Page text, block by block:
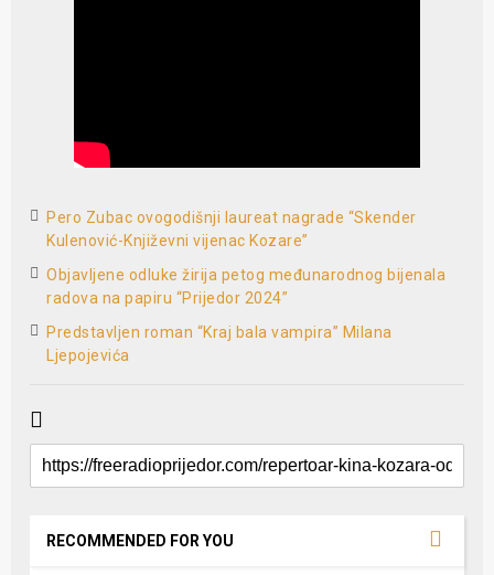
Pero Zubac ovogodišnji laureat nagrade “Skender
Kulenović-Književni vijenac Kozare”
Objavljene odluke žirija petog međunarodnog bijenala
radova na papiru “Prijedor 2024”
Predstavljen roman “Kraj bala vampira” Milana
Ljepojevića
RECOMMENDED FOR YOU